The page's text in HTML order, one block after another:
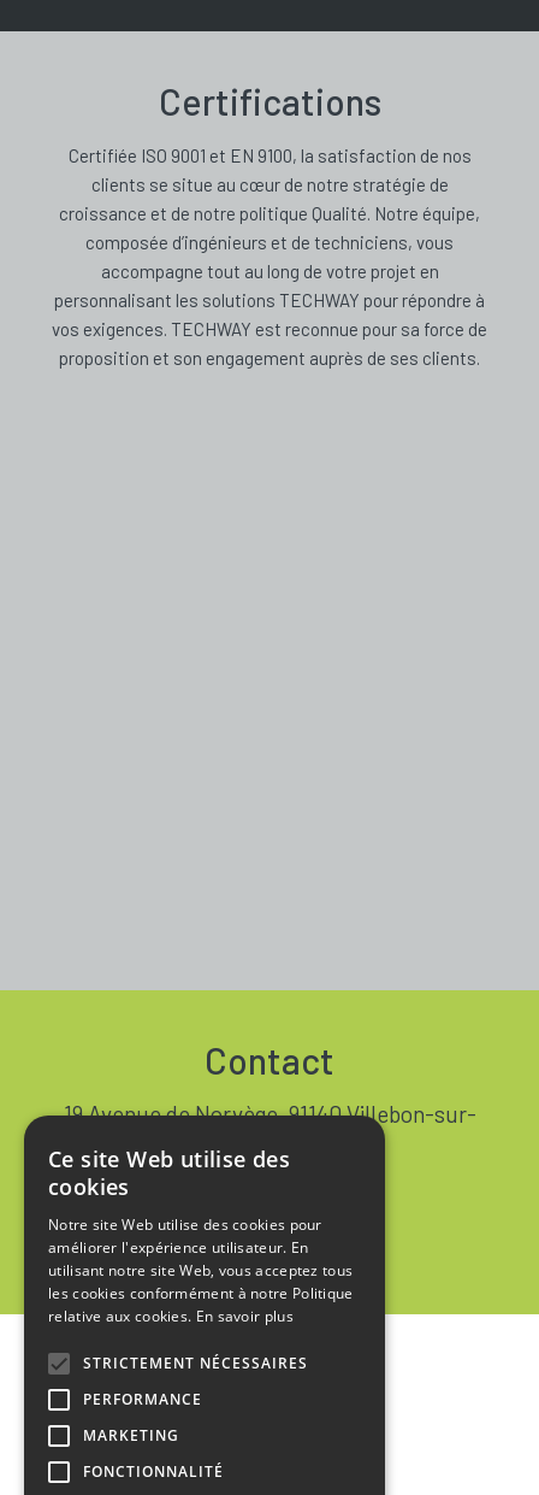
Certifications
Certifiée ISO 9001 et EN 9100, la satisfaction de nos
clients se situe au cœur de notre stratégie de
croissance et de notre politique Qualité. Notre équipe,
composée d’ingénieurs et de techniciens, vous
accompagne tout au long de votre projet en
personnalisant les solutions TECHWAY pour répondre à
vos exigences. TECHWAY est reconnue pour sa force de
proposition et son engagement auprès de ses clients.
Contact
19 Avenue de Norvège, 91140 Villebon-sur-
+33 1 64 53 37 90
Contact
Accueil
Politique de Confidentialité
Ce site Web utilise des
cookies
Notre site Web utilise des cookies pour
améliorer l'expérience utilisateur. En
utilisant notre site Web, vous acceptez tous
les cookies conformément à notre Politique
relative aux cookies. En savoir plus
STRICTEMENT NÉCESSAIRES
PERFORMANCE
MARKETING
FONCTIONNALITÉ